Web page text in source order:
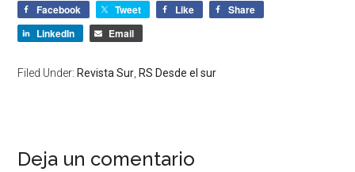
Facebook Tweet Like
Share
LinkedIn
Email
Filed Under: Revista Sur, RS Desde el sur
Deja un comentario